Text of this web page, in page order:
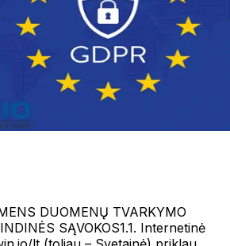
DUOMENŲ TVARKYMO
SĄVOKOS1.1. Internetinė